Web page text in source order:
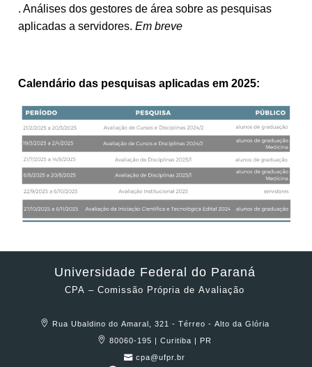
. Análises dos gestores de área sobre as pesquisas
aplicadas a servidores. Em breve
Calendário das pesquisas aplicadas em 2025:
Universidade Federal do Paraná
CPA – Comissão Própria de Avaliação
Rua Ubaldino do Amaral, 321 - Térreo - Alto da Glória
80060-195 | Curitiba | PR
cpa@ufpr.br